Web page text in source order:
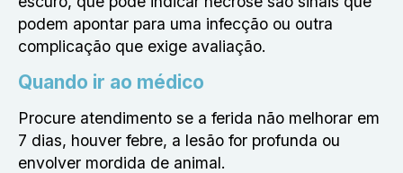
podem apontar para uma infecção ou outra
complicação que exige avaliação.
Quando ir ao médico
Procure atendimento se a ferida não melhorar em
7 dias, houver febre, a lesão for profunda ou
envolver mordida de animal.